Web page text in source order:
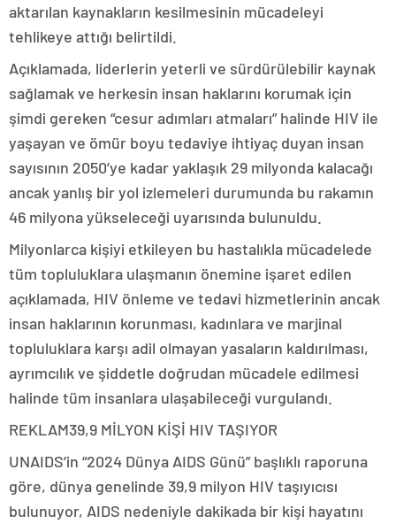
aktarılan kaynakların kesilmesinin mücadeleyi
tehlikeye attığı belirtildi.
Açıklamada, liderlerin yeterli ve sürdürülebilir kaynak
sağlamak ve herkesin insan haklarını korumak için
şimdi gereken “cesur adımları atmaları” halinde HIV ile
yaşayan ve ömür boyu tedaviye ihtiyaç duyan insan
sayısının 2050’ye kadar yaklaşık 29 milyonda kalacağı
ancak yanlış bir yol izlemeleri durumunda bu rakamın
46 milyona yükseleceği uyarısında bulunuldu.
Milyonlarca kişiyi etkileyen bu hastalıkla mücadelede
tüm topluluklara ulaşmanın önemine işaret edilen
açıklamada, HIV önleme ve tedavi hizmetlerinin ancak
insan haklarının korunması, kadınlara ve marjinal
topluluklara karşı adil olmayan yasaların kaldırılması,
ayrımcılık ve şiddetle doğrudan mücadele edilmesi
halinde tüm insanlara ulaşabileceği vurgulandı.
REKLAM39,9 MİLYON KİŞİ HIV TAŞIYOR
UNAIDS’in “2024 Dünya AIDS Günü” başlıklı raporuna
göre, dünya genelinde 39,9 milyon HIV taşıyıcısı
bulunuyor, AIDS nedeniyle dakikada bir kişi hayatını